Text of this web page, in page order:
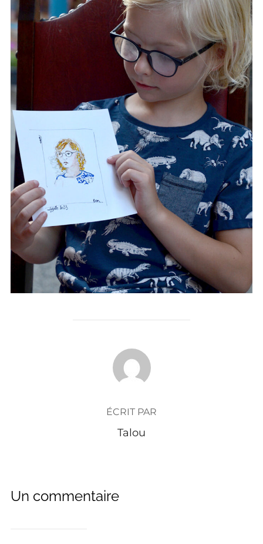
AUTEUR DE LA PUBLICATION
ÉCRIT PAR
Talou
Un commentaire